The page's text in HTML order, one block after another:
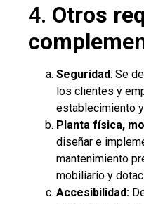
4. Otros
Seguridad: Se
los clientes y
establecimiento
Planta física,
diseñar e
mantenimiento
mobiliario y
Accesibilidad: